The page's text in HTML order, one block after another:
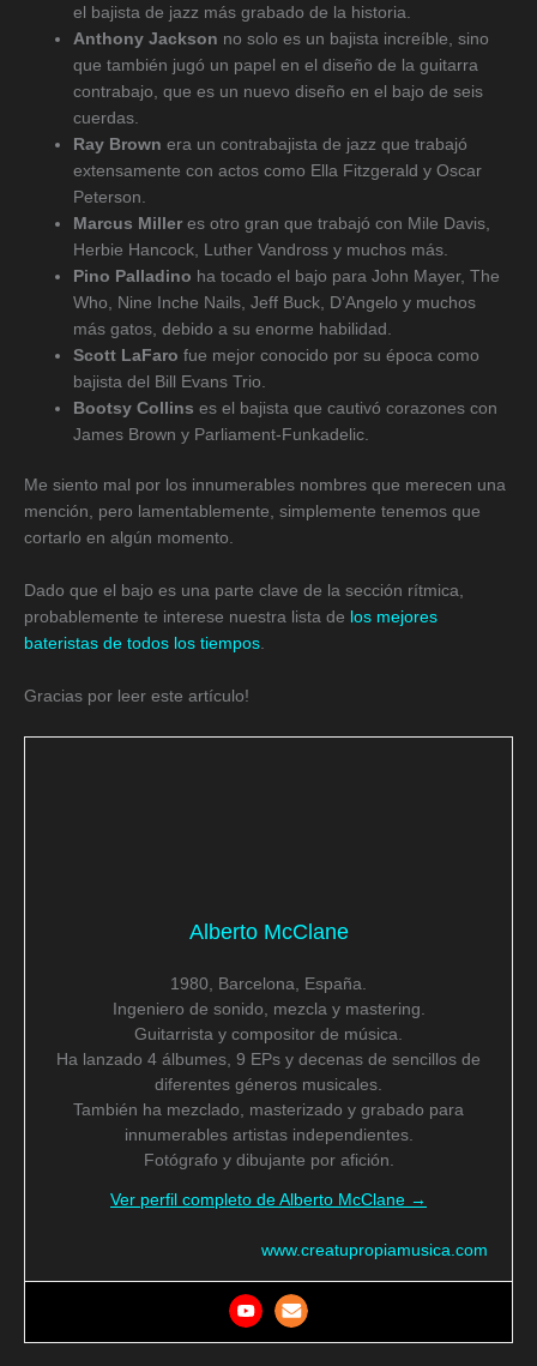
el bajista de jazz más grabado de la historia.
Anthony Jackson no solo es un bajista increíble, sino
que también jugó un papel en el diseño de la guitarra
contrabajo, que es un nuevo diseño en el bajo de seis
cuerdas.
Ray Brownera un contrabajista de jazz que trabajó
extensamente con actos como Ella Fitzgerald y Oscar
Peterson.
Marcus Milleres otro gran que trabajó con Mile Davis,
Herbie Hancock, Luther Vandross y muchos más.
Pino Palladino ha tocado el bajo para John Mayer, The
Who, Nine Inche Nails, Jeff Buck, D’Angelo y muchos
más gatos, debido a su enorme habilidad.
Scott LaFarofue mejor conocido por su época como
bajista del Bill Evans Trio.
Bootsy Collinses el bajista que cautivó corazones con
James Brown y Parliament-Funkadelic.
Me siento mal por los innumerables nombres que merecen una
mención, pero lamentablemente, simplemente tenemos que
cortarlo en algún momento.
Dado que el bajo es una parte clave de la sección rítmica,
probablemente te interese nuestra lista de los mejores
bateristas de todos los tiempos.
Gracias por leer este artículo!
Alberto McClane
1980, Barcelona, España.
Ingeniero de sonido, mezcla y mastering.
Guitarrista y compositor de música.
Ha lanzado 4 álbumes, 9 EPs y decenas de sencillos de
diferentes géneros musicales.
También ha mezclado, masterizado y grabado para
innumerables artistas independientes.
Fotógrafo y dibujante por afición.
Ver perfil completo de Alberto McClane →
www.creatupropiamusica.com